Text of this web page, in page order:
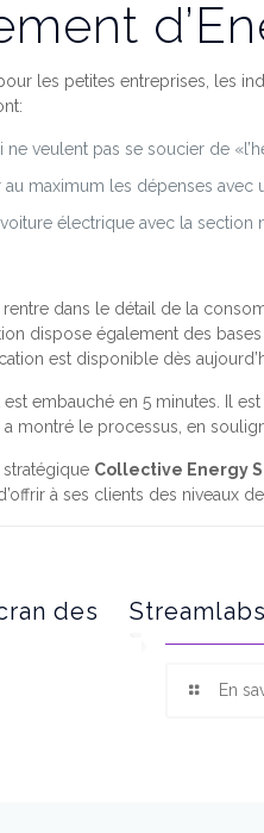
les petites entreprises, les
veulent pas se soucier de
maximum les dépenses
électrique avec la section
dans le détail de la
dispose également des
est disponible dès
est embauché en 5 minutes. Il
a montré le processus, en
Collective Energy
à ses clients des niveaux
des
En